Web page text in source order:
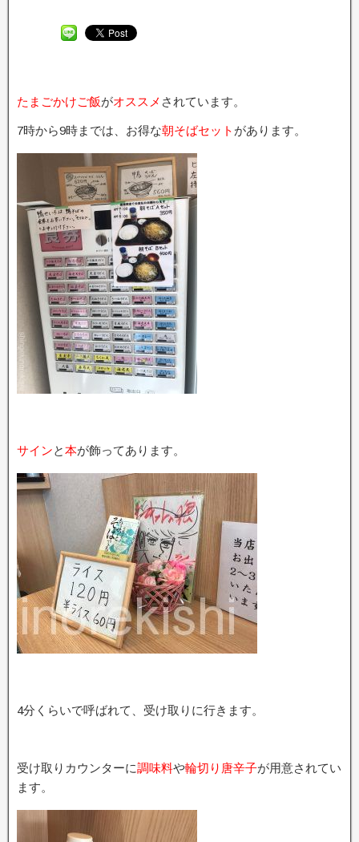
たまごかけご飯がオススメ されています。
7時から9時までは、お得な朝そばセット があります。
サインと本が飾ってあります。
4分くらいで呼ばれて、受け取りに行きます。
受け取りカウンターに調味料や輪切り唐辛子が用意されてい
ます。